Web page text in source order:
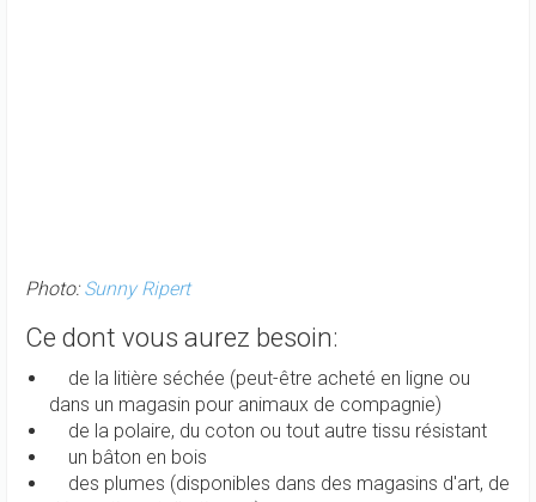
Photo:Sunny Ripert
Ce dont vous aurez besoin:
de la litière séchée (peut-être acheté en ligne ou
dans un magasin pour animaux de compagnie)
de la polaire, du coton ou tout autre tissu résistant
un bâton en bois
des plumes (disponibles dans des magasins d'art, de